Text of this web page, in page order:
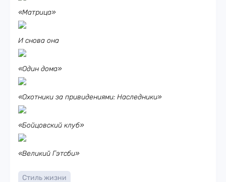
«Матрица»
И снова она
«Один дома»
«Охотники за привидениями: Наследники»
«Бойцовский клуб»
«Великий Гэтсби»
Стиль жизни